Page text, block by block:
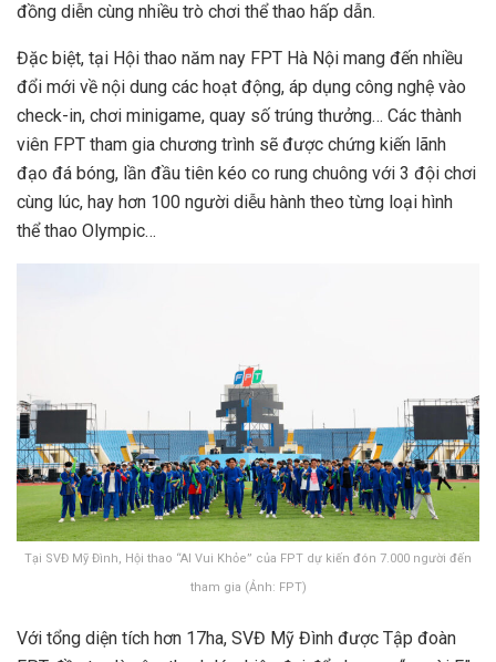
đồng diễn cùng nhiều trò chơi thể thao hấp dẫn.
Đặc biệt, tại Hội thao năm nay FPT Hà Nội mang đến nhiều
đổi mới về nội dung các hoạt động, áp dụng công nghệ vào
check-in, chơi minigame, quay số trúng thưởng… Các thành
viên FPT tham gia chương trình sẽ được chứng kiến lãnh
đạo đá bóng, lần đầu tiên kéo co rung chuông với 3 đội chơi
cùng lúc, hay hơn 100 người diễu hành theo từng loại hình
thể thao Olympic…
Tại SVĐ Mỹ Đình, Hội thao “AI Vui Khỏe” của FPT dự kiến đón 7.000 người đến
tham gia (Ảnh: FPT)
Với tổng diện tích hơn 17ha, SVĐ Mỹ Đình được Tập đoàn